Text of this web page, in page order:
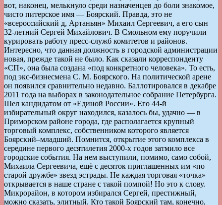
вот, наконец, мелькнуло среди назначенцев до боли знакомое,
чисто питерское имя — Боярский. Правда, это не
«всероссийский д, Артаньян» Михаил Сергеевич, а его сын
32-летний Сергей Михайлович. В Смольном ему поручили
курировать работу пресс-служб комитетов и районов.
Интересно, что данная должность в городской администрации
новая, прежде такой не было. Как сказали корреспонденту
«СП», она была создана «под конкретного человека». То есть,
под экс-бизнесмена С. М. Боярского. На политической арене
он появился сравнительно недавно. Баллотировался в декабре
2011 года на выборах в законодательное собрание Петербурга.
Шел кандидатом от «Единой России». Его 44-й
избирательный округ находился, казалось бы, удачно — в
Приморском районе города, где располагается крупный
торговый комплекс, собственником которого является
Боярский–младший. Помнится, открытие этого комплекса в
середине первого десятилетия 2000-х годов затмило все
городские события. На нем выступили, помимо, само собой,
Михаила Сергеевича, ещё с десяток приглашенных им «по
старой дружбе» звезд эстрады. Не каждая торговая «точка»
открывается в наше стране с такой помпой! Но это к слову.
Микрорайон, в котором избирался Сергей, престижный,
можно сказать, элитный. Кто такой Боярский там, конечно,